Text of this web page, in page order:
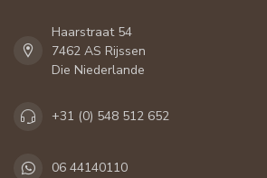
Haarstraat 54
7462 AS Rijssen
Die Niederlande
+31 (0) 548 512 652
06 44140110